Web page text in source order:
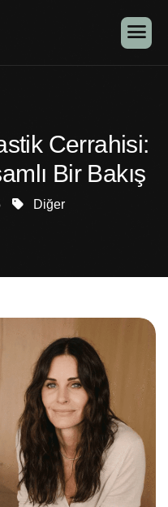
Cerrahisi:
Bir Bakış
Diğer